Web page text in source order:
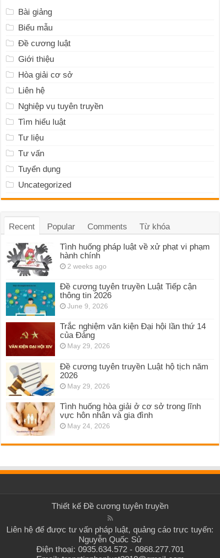
Bài giảng
Biểu mẫu
Đề cương luật
Giới thiệu
Hòa giải cơ sở
Liên hệ
Nghiệp vụ tuyên truyền
Tìm hiểu luật
Tư liệu
Tư vấn
Tuyển dụng
Uncategorized
Recent Popular Comments Từ khóa
Tình huống pháp luật về xử phạt vi phạm
hành chính
2 weeks ago
Đề cương tuyên truyền Luật Tiếp cận
thông tin 2026
June 9, 2026
Trắc nghiệm văn kiện Đại hội lần thứ 14
của Đảng
May 29, 2026
Đề cương tuyên truyền Luật hộ tịch năm
2026
May 29, 2026
Tình huống hòa giải ở cơ sở trong lĩnh
vực hôn nhân và gia đình
May 24, 2026
Thiết kế Đề cương tuyên truyền
Liên hệ để được tư vấn pháp luật, quảng cáo trực tuyến:
Nguyễn Quốc Sử
Điện thoại: 0935.634.572 - 0868.277.701